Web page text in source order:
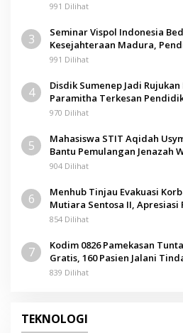
991 Dilihat
3
Seminar Vispol Indonesia
Kesejahteraan Madura,
Kunci
991 Dilihat
4
Disdik Sumenep Jadi
Paramitha Terkesan
970 Dilihat
5
Mahasiswa STIT Aqidah
Bantu Pemulangan Jenazah
904 Dilihat
6
Menhub Tinjau Evakuasi
Mutiara Sentosa II, Apresiasi
Sumenep
854 Dilihat
7
Kodim 0826 Pamekasan
Gratis, 160 Pasien Jalani
839 Dilihat
TEKNOLOGI